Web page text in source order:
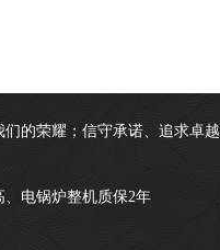
的荣耀；信守承诺、追求卓越
电锅炉整机质保2年